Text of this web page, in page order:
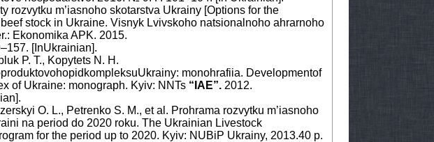
rozvytku m’iasnoho skotarstva Ukrainy [Options for the
stock in Ukraine. Visnyk Lvivskoho natsionalnoho ahrarnoho
Ekonomika APK. 2015.
[InUkrainian].
P. T., Kopytets N. H.
monohrafiia. Developmentof
of Ukraine: monograph. Kyiv: NNTs “IAE”. 2012.
O. L., Petrenko S. M., et al. Prohrama rozvytku m’iasnoho
na period do 2020 roku. The Ukrainian Livestock
for the period up to 2020. Kyiv: NUBiP Ukrainy, 2013.40 р.